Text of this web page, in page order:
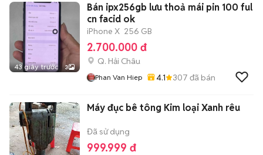
43 giây trước 3
Bán ipx256gb lưu thoả mái pin 100 ful
cn facid ok
iPhone X 256 GB
2.700.000 đ
Q. Hải Châu
Phan Van Hiep 4.1 307 đã bán
Máy đục bê tông Kim loại Xanh rêu
Đã sử dụng
999.999 đ